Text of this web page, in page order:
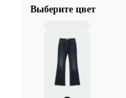
Выберите цвет